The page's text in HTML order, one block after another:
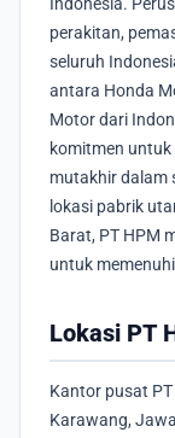
perakitan,
seluruh
antara Honda
Motor dari
komitmen
mutakhir dalam
lokasi pabrik
Barat, PT HPM
untuk
Lokasi PT
Kantor pusat
Karawang,